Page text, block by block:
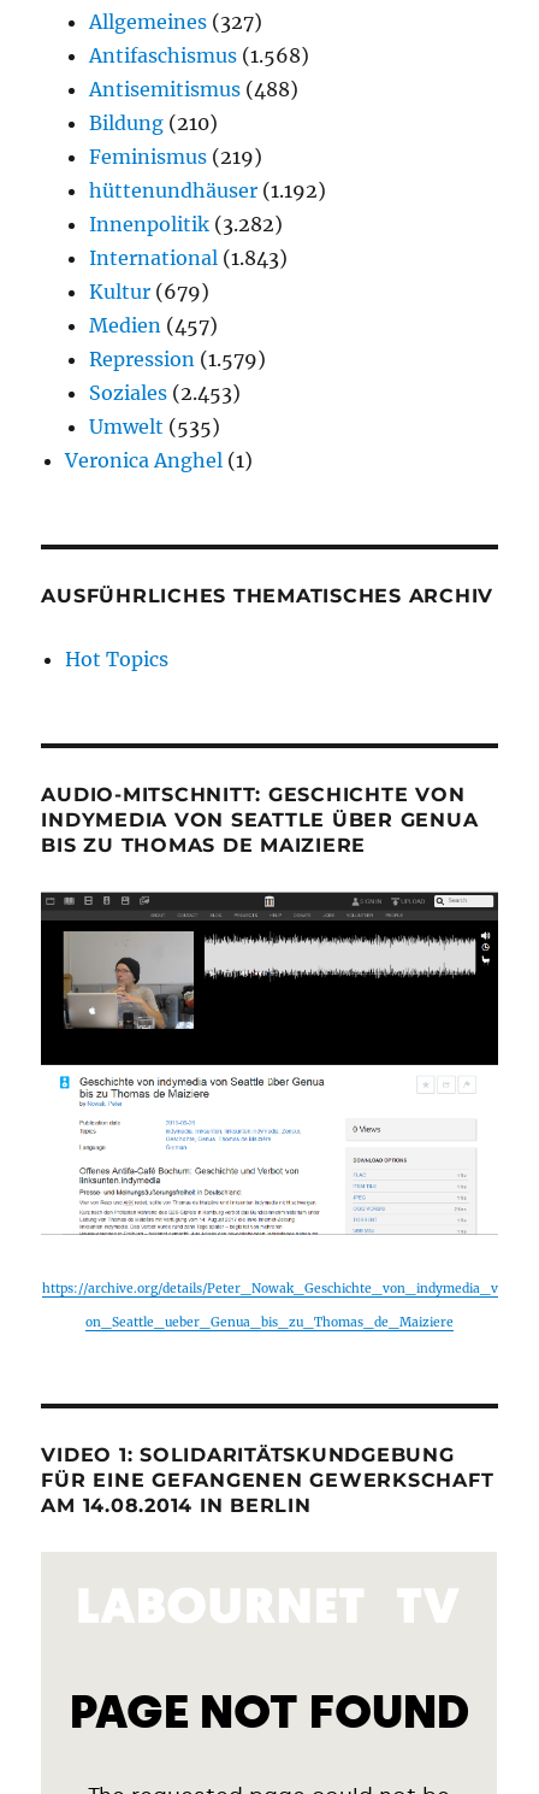
Allgemeines (327)
Antifaschismus (1.568)
Antisemitismus (488)
Bildung (210)
Feminismus (219)
hüttenundhäuser (1.192)
Innenpolitik (3.282)
International (1.843)
Kultur (679)
Medien (457)
Repression (1.579)
Soziales (2.453)
Umwelt (535)
Veronica Anghel (1)
AUSFÜHRLICHES THEMATISCHES ARCHIV
Hot Topics
AUDIO-MITSCHNITT: GESCHICHTE VON
INDYMEDIA VON SEATTLE ÜBER GENUA
BIS ZU THOMAS DE MAIZIERE
https://archive.org/details/Peter_Nowak_Geschichte_von_indymedia_v
on_Seattle_ueber_Genua_bis_zu_Thomas_de_Maiziere
VIDEO 1: SOLIDARITÄTSKUNDGEBUNG
FÜR EINE GEFANGENEN GEWERKSCHAFT
AM 14.08.2014 IN BERLIN